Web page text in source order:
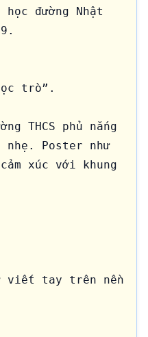
đường Nhật
trò”.
THCS phủ nắng
nhẹ. Poster như
xúc với khung
viết tay trên nền